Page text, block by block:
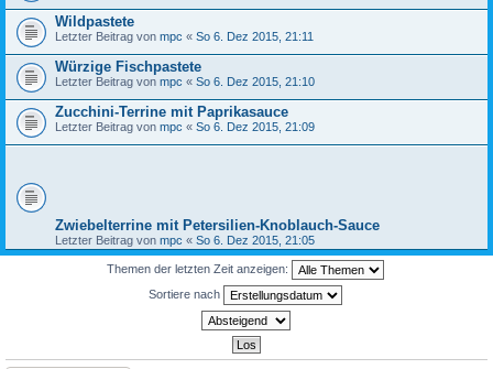
Wildpastete
Letzter Beitrag von mpc « So 6. Dez 2015, 21:11
Würzige Fischpastete
Letzter Beitrag von mpc « So 6. Dez 2015, 21:10
Zucchini-Terrine mit Paprikasauce
Letzter Beitrag von mpc « So 6. Dez 2015, 21:09
Zwiebelterrine mit Petersilien-Knoblauch-Sauce
Letzter Beitrag von mpc « So 6. Dez 2015, 21:05
Themen der letzten Zeit anzeigen:
Sortiere nach